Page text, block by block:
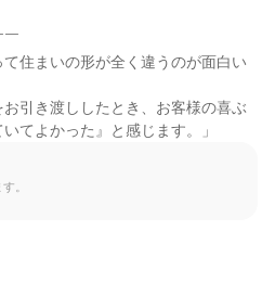
￣
て住まいの形が全く違うのが面白い
引き渡ししたとき、お客様の喜ぶ
てよかった』と感じます。」
。